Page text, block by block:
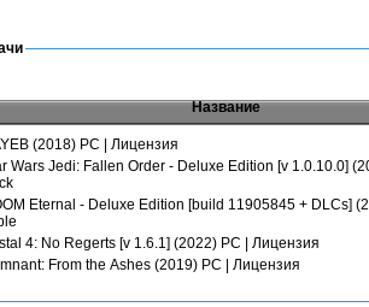
Название
(2018) PC | Лицензия
Wars Jedi: Fallen Order - Deluxe Edition [v 1.0.10.0]
Eternal - Deluxe Edition [build 11905845 + DLCs]
4: No Regerts [v 1.6.1] (2022) PC | Лицензия
From the Ashes (2019) PC | Лицензия